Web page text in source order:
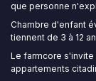
que personne
Chambre d'enfant
tiennent de 3 à 12
Le farmcore s'invite
appartements